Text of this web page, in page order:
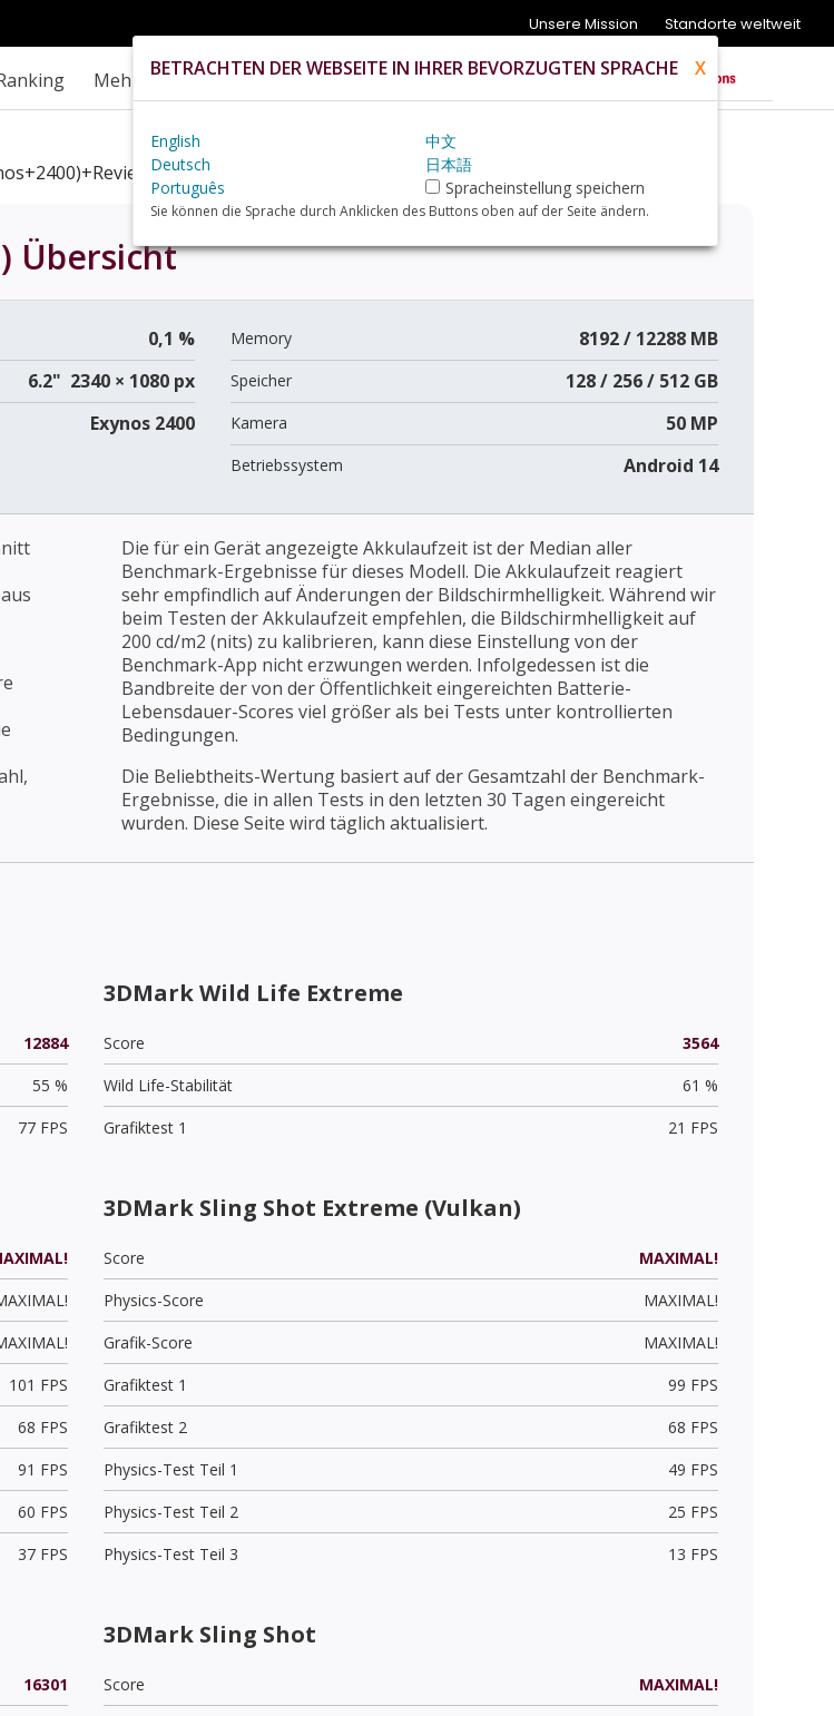
Unsere Mission Standorte weltweit
Mehr
Übersicht
0,1 %
6.2" 2340 × 1080 px
Exynos 2400
Memory 8192 / 12288 MB
Speicher 128 / 256 / 512 GB
Kamera 50 MP
Betriebssystem Android 14
Die für ein Gerät angezeigte Akkulaufzeit ist der Median aller
Benchmark-Ergebnisse für dieses Modell. Die Akkulaufzeit reagiert
sehr empfindlich auf Änderungen der Bildschirmhelligkeit. Während wir
beim Testen der Akkulaufzeit empfehlen, die Bildschirmhelligkeit auf
200 cd/m2 (nits) zu kalibrieren, kann diese Einstellung von der
Benchmark-App nicht erzwungen werden. Infolgedessen ist die
Bandbreite der von der Öffentlichkeit eingereichten Batterie-
Lebensdauer-Scores viel größer als bei Tests unter kontrollierten
Bedingungen.
Die Beliebtheits-Wertung basiert auf der Gesamtzahl der Benchmark-
Ergebnisse, die in allen Tests in den letzten 30 Tagen eingereicht
wurden. Diese Seite wird täglich aktualisiert.
12884
55 %
77 FPS
3DMark Wild Life Extreme
Score
3564
Wild Life-Stabilität
61 %
Grafiktest 1
21 FPS
101 FPS
68 FPS
91 FPS
60 FPS
37 FPS
3DMark Sling Shot Extreme (Vulkan)
Score
MAXIMAL!
Physics-Score
MAXIMAL!
Grafik-Score
MAXIMAL!
Grafiktest 1
99 FPS
Grafiktest 2
68 FPS
Physics-Test Teil 1
49 FPS
Physics-Test Teil 2
25 FPS
Physics-Test Teil 3
13 FPS
16301
3DMark Sling Shot
Score
MAXIMAL!
BETRACHTEN DER WEBSEITE IN IHRER BEVORZUGTEN SPRACHE X
English
中文
Deutsch
日本語
Português
Spracheinstellung speichern
Sie können die Sprache durch Anklicken des Buttons oben auf der Seite ändern.